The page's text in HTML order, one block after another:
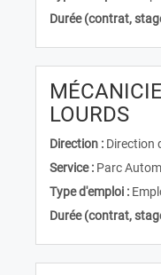
Durée (contrat,
LOURDS
Direction : Direction
Service : Parc
Type d'emploi :
Durée (contrat,